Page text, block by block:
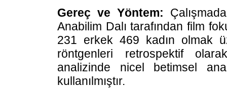
Gereç ve Yöntem:
Anabilim Dalı tarafından film
231 erkek 469 kadın olmak
röntgenleri retrospektif
analizinde nicel betimsel
kullanılmıştır.